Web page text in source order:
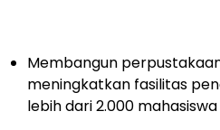
Membangun
meningkatkan fasilitas
lebih dari 2.000